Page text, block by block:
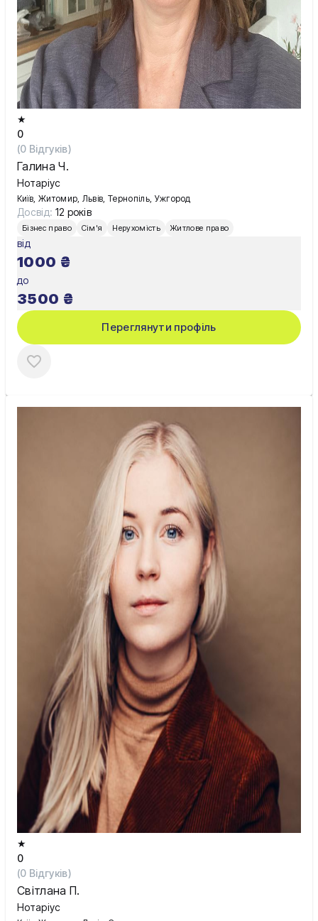
★
0
(0 Відгуків)
Галина Ч.
Нотаріус
Київ, Житомир, Львів, Тернопіль, Ужгород
Досвід: 12 років
Бізнес право Сім'я Нерухомість Житлове право
від
1000 ₴
до
3500 ₴
Переглянути профіль
★
0
(0 Відгуків)
Світлана П.
Нотаріус